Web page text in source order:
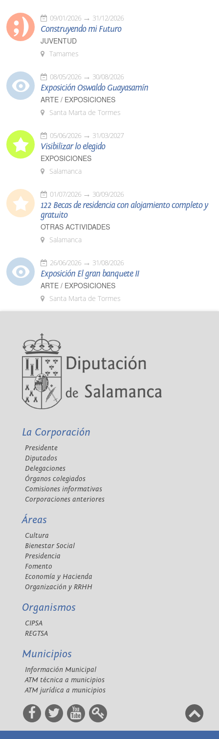
09/01/2026 31/12/2026
Construyendo mi Futuro
JUVENTUD
Tamames
08/05/2026 30/08/2026
Exposición Oswaldo Guayasamín
ARTE / EXPOSICIONES
Santa Marta de Tormes
05/06/2026 31/03/2027
Visibilizar lo elegido
EXPOSICIONES
Salamanca
01/07/2026 30/09/2026
122 Becas de residencia con alojamiento completo y
gratuito
OTRAS ACTIVIDADES
Salamanca
26/06/2026 31/08/2026
Exposición El gran banquete II
ARTE / EXPOSICIONES
Santa Marta de Tormes
La Corporación
Presidente
Diputados
Delegaciones
Órganos colegiados
Comisiones informativas
Corporaciones anteriores
Áreas
Cultura
Bienestar Social
Presidencia
Fomento
Economía y Hacienda
Organización y RRHH
Organismos
CIPSA
REGTSA
Municipios
Información Municipal
ATM técnica a municipios
ATM jurídica a municipios